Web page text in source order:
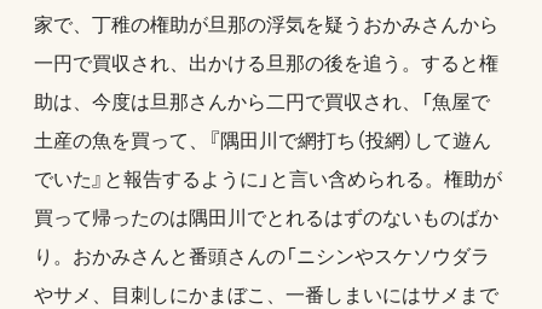
家で、丁稚の権助が旦那の浮気を疑うおかみさんから
一円で買収され、出かける旦那の後を追う。すると権
助は、今度は旦那さんから二円で買収され、「魚屋で
土産の魚を買って、『隅田川で網打ち（投網）して遊ん
でいた』と報告するように」と言い含められる。権助が
買って帰ったのは隅田川でとれるはずのないものばか
り。おかみさんと番頭さんの「ニシンやスケソウダラ
やサメ、目刺しにかまぼこ、一番しまいにはサメまで